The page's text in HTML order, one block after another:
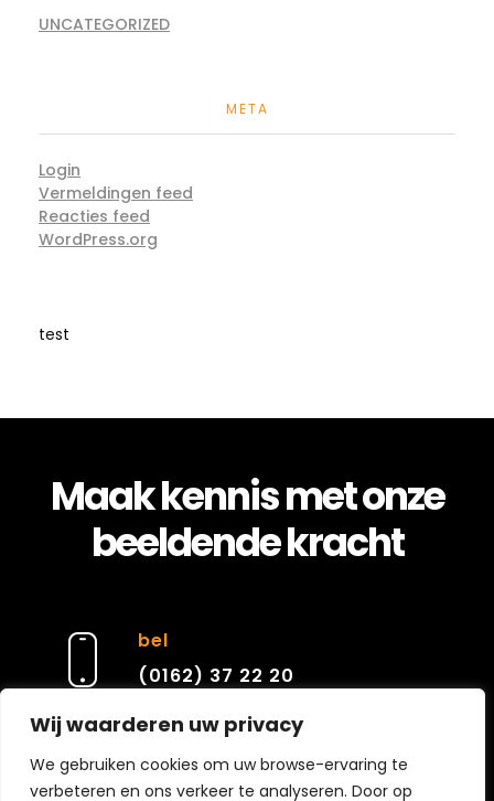
Wij waarderen uw privacy
We gebruiken cookies om uw browse-ervaring te
verbeteren en ons verkeer te analyseren. Door op
UNCATEGORIZED
META
Login
Vermeldingen feed
Reacties feed
WordPress.org
test
Maak kennis met onze
beeldende kracht
bel
(0162) 37 22 20
e-mail
contact@cierarchitecten.nl